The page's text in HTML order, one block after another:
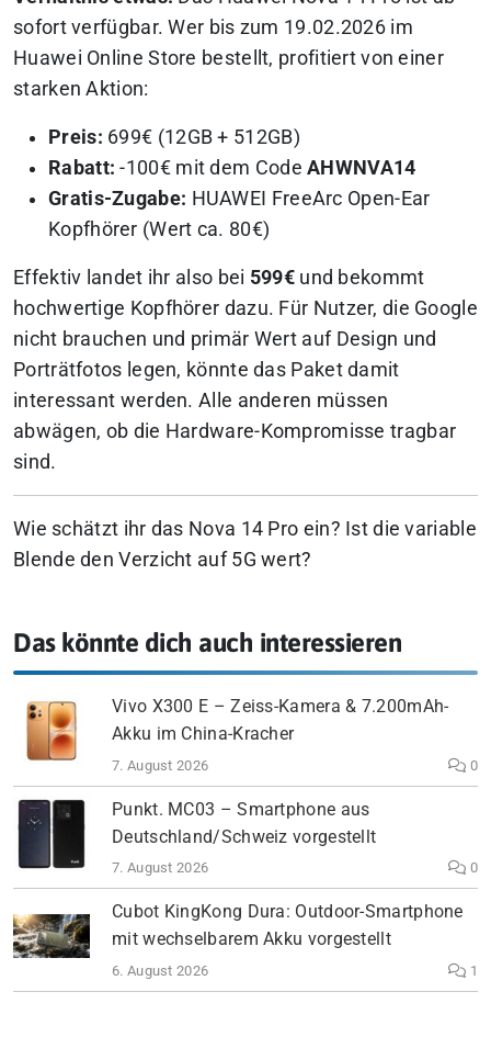
sofort verfügbar. Wer bis zum 19.02.2026 im
Huawei Online Store bestellt, profitiert von einer
starken Aktion:
Preis: 699€ (12GB + 512GB)
Rabatt: -100€ mit dem CodeAHWNVA14
Gratis-Zugabe: HUAWEI FreeArc Open-Ear
Kopfhörer (Wert ca. 80€)
Effektiv landet ihr also bei 599€und bekommt
hochwertige Kopfhörer dazu. Für Nutzer, die Google
nicht brauchen und primär Wert auf Design und
Porträtfotos legen, könnte das Paket damit
interessant werden. Alle anderen müssen
abwägen, ob die Hardware-Kompromisse tragbar
sind.
Wie schätzt ihr das Nova 14 Pro ein? Ist die variable
Blende den Verzicht auf 5G wert?
Das könnte dich auch interessieren
Vivo X300 E – Zeiss-Kamera & 7.200mAh-
Akku im China-Kracher
7. August 2026 0
Punkt. MC03 – Smartphone aus
Deutschland/Schweiz vorgestellt
7. August 2026 0
Cubot KingKong Dura: Outdoor-Smartphone
mit wechselbarem Akku vorgestellt
6. August 2026 1